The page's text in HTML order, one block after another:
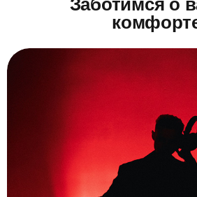
Заботимся о